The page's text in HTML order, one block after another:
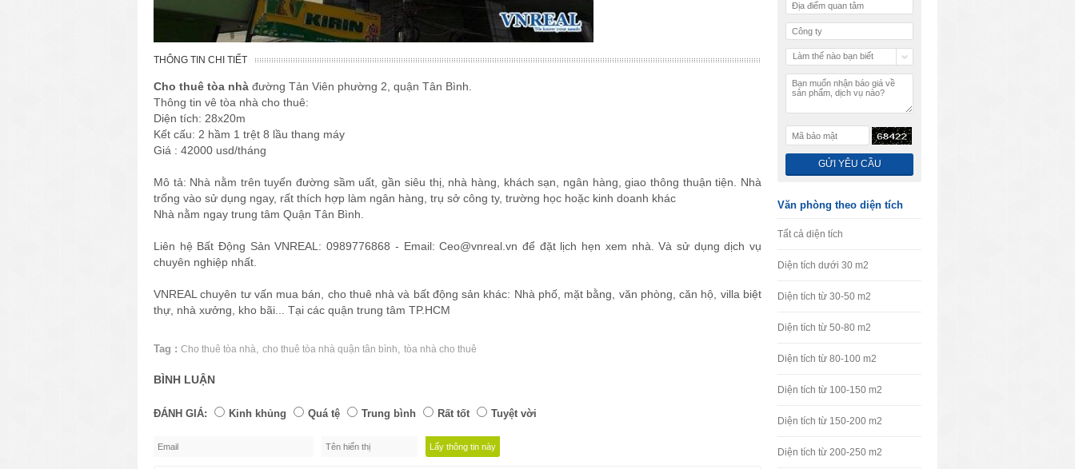
THÔNG TIN CHI TIẾT
Cho thuê tòa nhà đường Tản Viên phường 2, quận Tân Bình.
Thông tin vê tòa nhà cho thuê:
Diện tích: 28x20m
Kết cấu: 2 hầm 1 trệt 8 lầu thang máy
Giá : 42000 usd/tháng
Mô tả: Nhà nằm trên tuyến đường sầm uất, gần siêu thị, nhà hàng, khách sạn, ngân hàng, giao thông thuận tiện. Nhà
trống vào sử dụng ngay, rất thích hợp làm ngân hàng, trụ sở công ty, trường học hoặc kinh doanh khác
Nhà nằm ngay trung tâm Quận Tân Bình.
Liên hệ Bất Động Sản VNREAL: 0989776868 - Email: Ceo@vnreal.vn để đặt lịch hẹn xem nhà. Và sử dụng dịch vụ
chuyên nghiệp nhất.
VNREAL chuyên tư vấn mua bán, cho thuê nhà và bất động sản khác: Nhà phố, mặt bằng, văn phòng, căn hộ, villa biệt
thự, nhà xưởng, kho bãi... Tại các quận trung tâm TP.HCM
Tag : Cho thuê tòa nhà cho thuê tòa nhà quận tân bình tòa nhà cho thuê
BÌNH LUẬN
ĐÁNH GIÁ: Kinh khủng Quá tệ Trung bình Rất tốt Tuyệt vời
Làm thế nào bạn biết
Văn phòng theo diện tích
Tất cả diện tích
Diện tích dưới 30 m2
Diện tích từ 30-50 m2
Diện tích từ 50-80 m2
Diện tích từ 80-100 m2
Diện tích từ 100-150 m2
Diện tích từ 150-200 m2
Diện tích từ 200-250 m2